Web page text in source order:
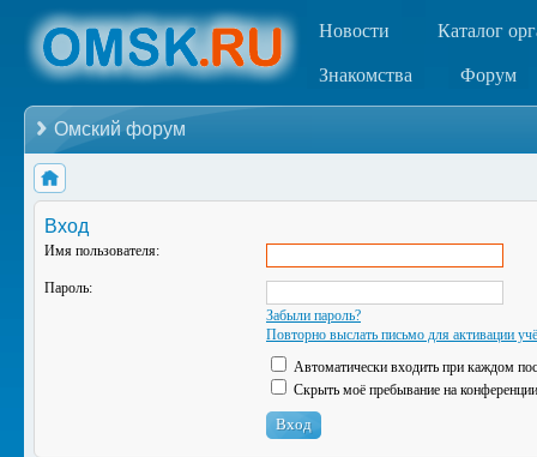
Новости Каталог
Знакомства Форум
Омский форум
Вход
Имя пользователя:
Пароль:
Забыли пароль?
Повторно выслать письмо для активации
Автоматически входить при каждом
Скрыть моё пребывание на